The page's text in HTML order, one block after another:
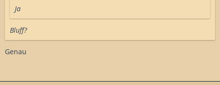
Ja
Bluff?
Genau